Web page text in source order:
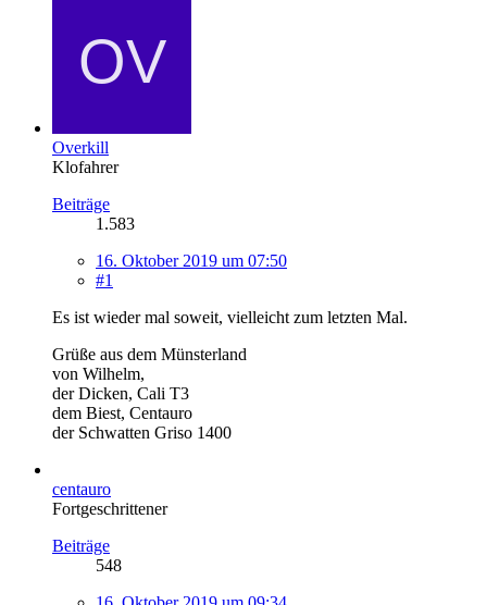
Overkill
Klofahrer
Beiträge
1.583
16. Oktober 2019 um 07:50
#1
Es ist wieder mal soweit, vielleicht zum letzten Mal.
Grüße aus dem Münsterland
von Wilhelm,
der Dicken, Cali T3
dem Biest, Centauro
der Schwatten Griso 1400
centauro
Fortgeschrittener
Beiträge
548